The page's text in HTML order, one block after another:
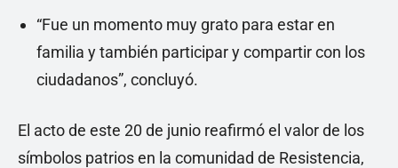
“Fue un momento muy grato para estar en
familia y también participar y compartir con los
ciudadanos”, concluyó.
El acto de este 20 de junio reafirmó el valor de los
símbolos patrios en la comunidad de Resistencia,